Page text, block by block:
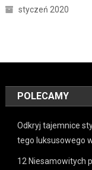
styczeń 2020
POLECAMY
Odkryj tajemnice
tego luksusowego
12 Niesamowitych